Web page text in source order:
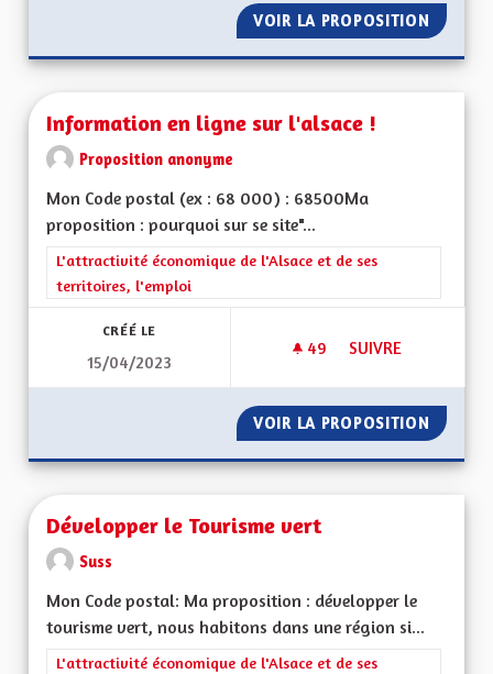
VOIR LA PROPOSITION
Information en ligne sur l'alsace !
Proposition anonyme
Mon Code postal (ex : 68 000) : 68500Ma
proposition : pourquoi sur se site"...
Filtrer les résultats de la catégorie : L'attractivité
L'attractivité économique de l'Alsace et de ses
territoires, l'emploi
CRÉÉ LE
15/04/2023
49 49 ABONNÉS
SUIVRE
VOIR LA PROPOSITION
Développer le Tourisme vert
Suss
Mon Code postal: Ma proposition : développer le
tourisme vert, nous habitons dans une région si...
Filtrer les résultats de la catégorie : L'attractivité
L'attractivité économique de l'Alsace et de ses